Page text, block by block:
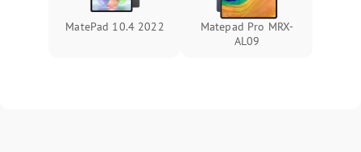
MatePad 10.4 2022
Matepad Pro MRX-
AL09